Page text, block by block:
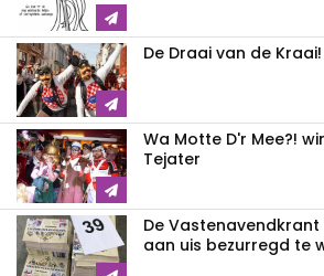
De Draai van de Kraai!
Wa Motte D'r Mee?!
Tejater
De
aan uis bezurregd te